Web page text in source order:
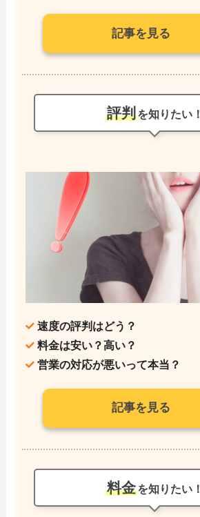
記事を見る
評判を知りたい！
速度の評判はどう？
料金は安い？高い？
営業の対応が悪いって本当？
記事を見る
料金を知りたい！